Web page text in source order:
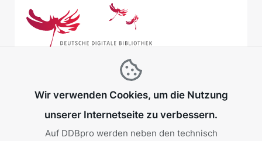
Wir verwenden Cookies, um die Nutzung
unserer Internetseite zu verbessern.
Auf DDBpro werden neben den technisch